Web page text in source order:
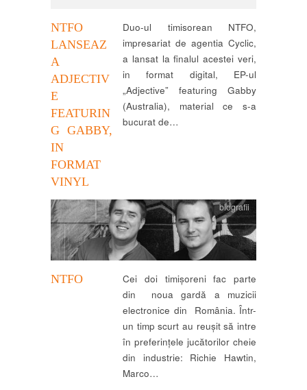
NTFO
LANSEAZ
A
ADJECTIV
E
FEATURIN
G GABBY,
IN
FORMAT
VINYL
Duo-ul timisorean NTFO,
impresariat de agentia Cyclic,
a lansat la finalul acestei veri,
in format digital, EP-ul
„Adjective” featuring Gabby
(Australia), material ce s-a
bucurat de…
NTFO
biografii
Cei doi timișoreni fac parte
din noua gardă a muzicii
electronice din România. Într-
un timp scurt au reușit să intre
în preferințele jucătorilor cheie
din industrie: Richie Hawtin,
Marco…